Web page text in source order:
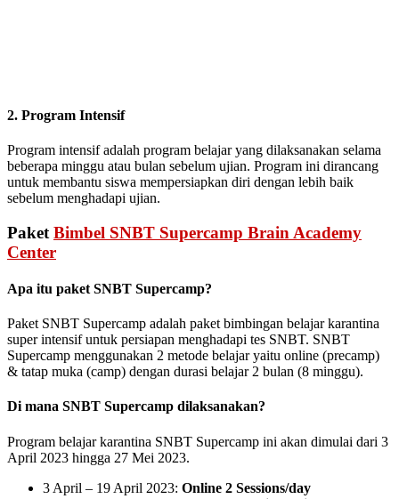
2. Program Intensif
Program intensif adalah program belajar yang dilaksanakan selama
beberapa minggu atau bulan sebelum ujian. Program ini dirancang
untuk membantu siswa mempersiapkan diri dengan lebih baik
sebelum menghadapi ujian.
Paket Bimbel SNBT Supercamp Brain Academy
Center
Apa itu paket SNBT Supercamp?
Paket SNBT Supercamp adalah paket bimbingan belajar karantina
super intensif untuk persiapan menghadapi tes SNBT. SNBT
Supercamp menggunakan 2 metode belajar yaitu online (precamp)
& tatap muka (camp) dengan durasi belajar 2 bulan (8 minggu).
Di mana SNBT Supercamp dilaksanakan?
Program belajar karantina SNBT Supercamp ini akan dimulai dari 3
April 2023 hingga 27 Mei 2023.
3 April – 19 April 2023: Online 2 Sessions/day